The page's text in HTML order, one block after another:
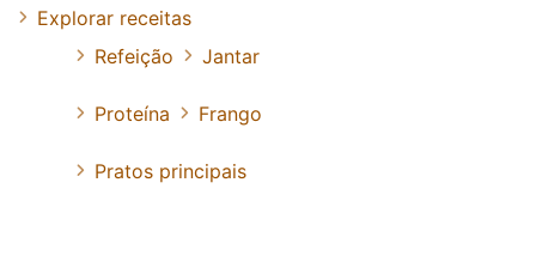
Explorar receitas
Refeição
Jantar
Proteína Frango
Pratos principais